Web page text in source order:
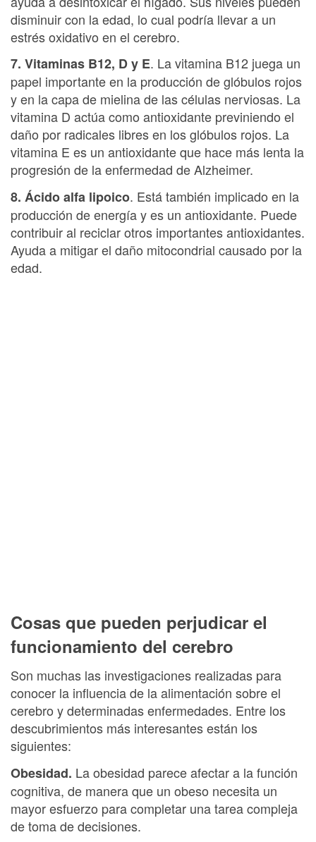
disminuir con la edad, lo cual podría llevar a un
estrés oxidativo en el cerebro.
7. Vitaminas B12, D y E. La vitamina B12 juega un
papel importante en la producción de glóbulos rojos
y en la capa de mielina de las células nerviosas. La
vitamina D actúa como antioxidante previniendo el
daño por radicales libres en los glóbulos rojos. La
vitamina E es un antioxidante que hace más lenta la
progresión de la enfermedad de Alzheimer.
8. Ácido alfa lipoico. Está también implicado en la
producción de energía y es un antioxidante. Puede
contribuir al reciclar otros importantes antioxidantes.
Ayuda a mitigar el daño mitocondrial causado por la
edad.
Cosas que pueden perjudicar el
funcionamiento del cerebro
Son muchas las investigaciones realizadas para
conocer la influencia de la alimentación sobre el
cerebro y determinadas enfermedades. Entre los
descubrimientos más interesantes están los
siguientes:
Obesidad. La obesidad parece afectar a la función
cognitiva, de manera que un obeso necesita un
mayor esfuerzo para completar una tarea compleja
de toma de decisiones.